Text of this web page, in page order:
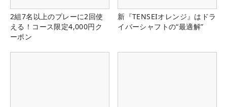
2組7名以上のプレーに2回使
える！コース限定4,000円ク
ーポン
新『TENSEIオレンジ』はドラ
イバーシャフトの“最適解”